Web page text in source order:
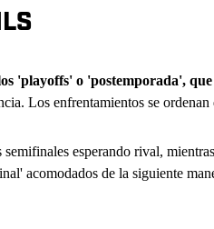
'playoffs' o 'postemporada',
Los enfrentamientos se
esperando rival,
acomodados de la siguiente